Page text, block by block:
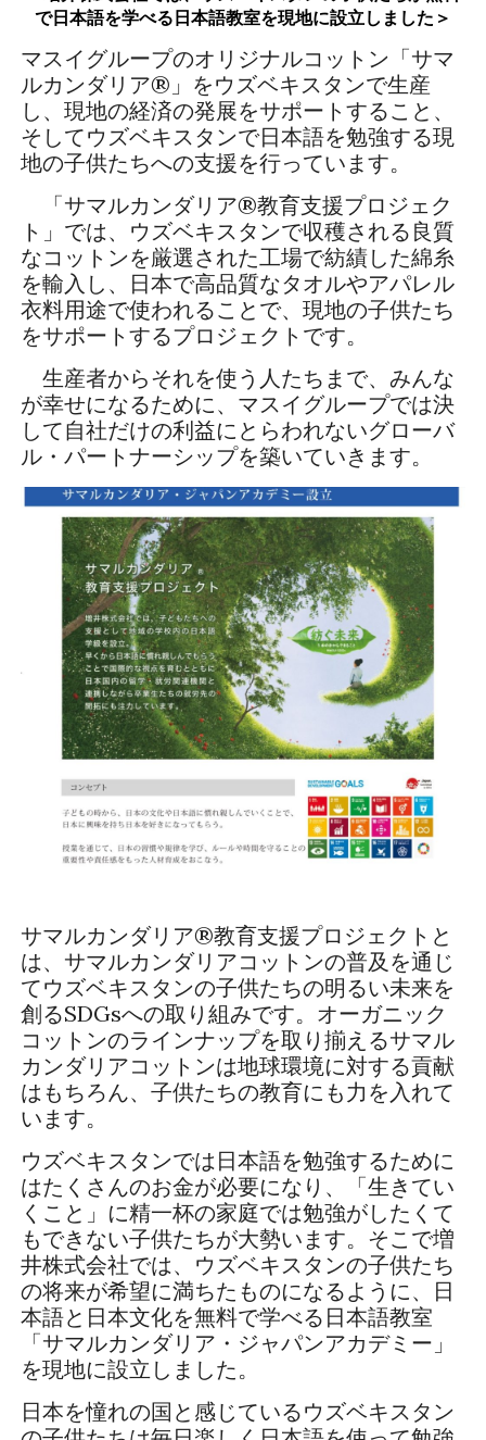
で日本語を学べる 日本語教室を現地に設立しました＞
マスイグループのオリジナルコットン「サマ
ルカンダリア®」をウズベキスタンで生産
し、現地の経済の発展をサポートすること、
そしてウズベキスタンで日本語を勉強する現
地の子供たちへの支援を行っています。
「サマルカンダリア®教育支援プロジェク
ト」では、ウズベキスタンで収穫される良質
なコットンを厳選された工場で紡績した綿糸
を輸入し、日本で高品質なタオルやアパレル
衣料用途で使われることで、現地の子供たち
をサポートするプロジェクトです。
生産者からそれを使う人たちまで、みんな
が幸せになるために、マスイグループでは決
して自社だけの利益にとらわれないグローバ
ル・パートナーシップを築いていきます。
サマルカンダリア®教育支援プロジェクトと
は、サマルカンダリアコットンの普及を通じ
てウズベキスタンの子供たちの明るい未来を
創るSDGsへの取り組みです。オーガニック
コットンのラインナップを取り揃えるサマル
カンダリアコットンは地球環境に対する貢献
はもちろん、子供たちの教育にも力を入れて
います。
ウズベキスタンでは日本語を勉強するために
はたくさんのお金が必要になり、「生きてい
くこと」に精一杯の家庭では勉強がしたくて
もできない子供たちが大勢います。そこで増
井株式会社では、ウズベキスタンの子供たち
の将来が希望に満ちたものになるように、日
本語と日本文化を無料で学べる日本語教室
「サマルカンダリア・ジャパンアカデミー」
を現地に設立しました。
日本を憧れの国と感じているウズベキスタン